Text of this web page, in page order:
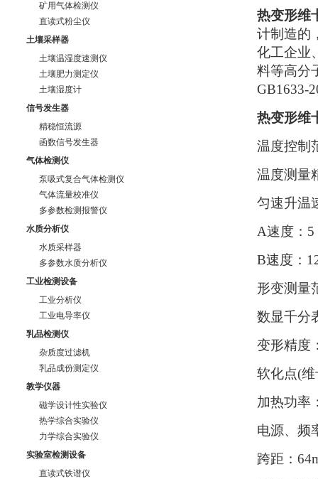
矿用气体检测仪
直读式粉尘仪
土壤采样器
土壤温湿度速测仪
土壤肥力测定仪
土壤湿度计
信号发生器
精稳恒流源
函数信号发生器
气体检测仪
泵吸式复合气体检测仪
气体流量校准仪
多参数检测报警仪
水质分析仪
水质采样器
多参数水质分析仪
工业检测设备
工业分析仪
工业电导率仪
乳品检测仪
杂质度过滤机
乳品成份测定仪
教学仪器
磁学设计性实验仪
热学综合实验仪
力学综合实验仪
实验室检测设备
直读式铁谱仪
热变形维
计制造的
化工企业
料等高分
GB1633-
热变形维
温度控制
温度测量
匀速升温
A速度：
B速度：
形变测量
数显千分
变形精度
软化点(
加热功率
电源、频
跨距：